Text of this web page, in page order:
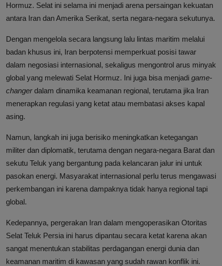
Hormuz. Selat ini selama ini menjadi arena persaingan kekuatan
antara Iran dan Amerika Serikat, serta negara-negara sekutunya.
Dengan mengelola secara langsung lalu lintas maritim melalui
badan khusus ini, Iran berpotensi memperkuat posisi tawar
dalam negosiasi internasional, sekaligus mengontrol arus minyak
global yang melewati Selat Hormuz. Ini juga bisa menjadi game-
changerdalam dinamika keamanan regional, terutama jika Iran
menerapkan regulasi yang ketat atau membatasi akses kapal
asing.
Namun, langkah ini juga berisiko meningkatkan ketegangan
militer dan diplomatik, terutama dengan negara-negara Barat dan
sekutu Teluk yang bergantung pada kelancaran jalur ini untuk
pasokan energi. Masyarakat internasional perlu terus mengawasi
perkembangan ini karena dampaknya tidak hanya regional tapi
global.
Kedepannya, pergerakan Iran dalam mengoperasikan Otoritas
Selat Teluk Persia ini harus dipantau secara ketat karena akan
sangat menentukan stabilitas perdagangan energi dunia dan
keamanan maritim di kawasan yang sudah rawan konflik ini.